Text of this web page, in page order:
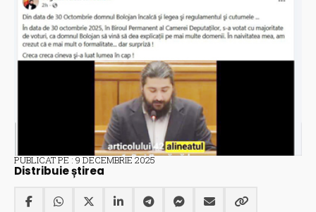
PUBLICAT PE : 9 DECEMBRIE 2025
Distribuie știrea